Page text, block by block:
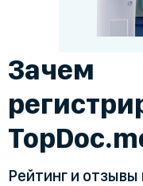
Зачем
Рейтинг и